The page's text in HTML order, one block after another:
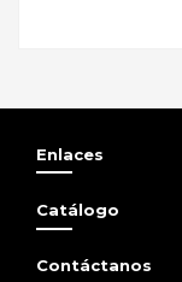
Enlaces
Catálogo
Contáctanos